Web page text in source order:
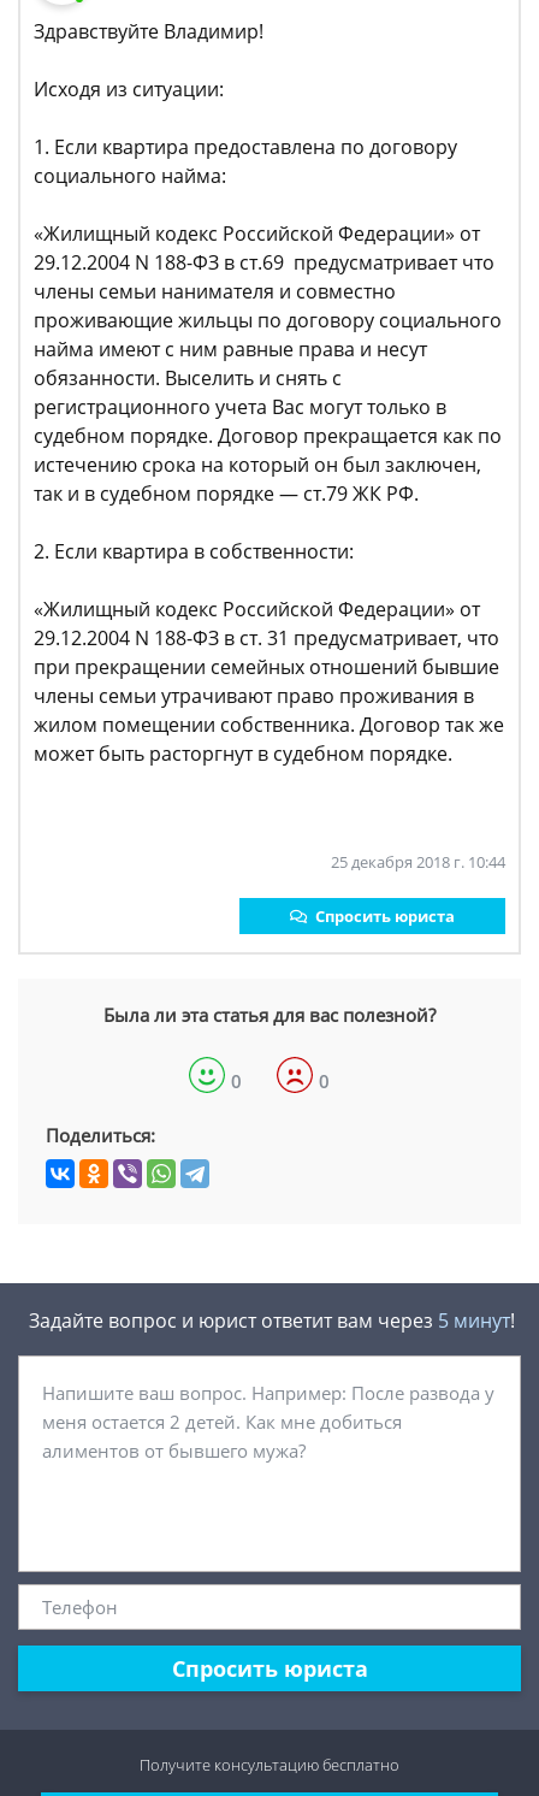
Здравствуйте Владимир!
Исходя из ситуации:
1. Если квартира предоставлена по договору
социального найма:
«Жилищный кодекс Российской Федерации» от
29.12.2004 N 188-ФЗ в ст.69 предусматривает что
члены семьи нанимателя и совместно
проживающие жильцы по договору социального
найма имеют с ним равные права и несут
обязанности. Выселить и снять с
регистрационного учета Вас могут только в
судебном порядке. Договор прекращается как по
истечению срока на который он был заключен,
так и в судебном порядке — ст.79 ЖК РФ.
2. Если квартира в собственности:
«Жилищный кодекс Российской Федерации» от
29.12.2004 N 188-ФЗ в ст. 31 предусматривает, что
при прекращении семейных отношений бывшие
члены семьи утрачивают право проживания в
жилом помещении собственника. Договор так же
может быть расторгнут в судебном порядке.
25 декабря 2018 г. 10:44
Спросить юриста
Была ли эта статья для вас полезной?
0 0
Поделиться:
Задайте вопрос и юрист ответит вам через 5 минут!
Спросить юриста
Получите консультациюбесплатно